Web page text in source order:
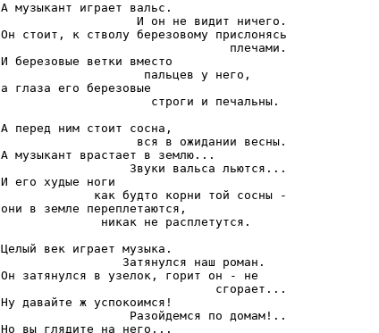
А музыкант играет вальс.
                   И он не видит ничего.
Он стоит, к стволу березовому прислонясь
                                плечами.
И березовые ветки вместо
                    пальцев у него,
а глаза его березовые
                     строги и печальны.
А перед ним стоит сосна,
                   вся в ожидании весны.
А музыкант врастает в землю...
                  Звуки вальса льются...
И его худые ноги
             как будто корни той сосны -
они в земле переплетаются,
              никак не расплетутся.
Целый век играет музыка.
                 Затянулся наш роман.
Он затянулся в узелок, горит он - не
                              сгорает...
Ну давайте ж успокоимся!
                  Разойдемся по домам!..
Но вы глядите на него...